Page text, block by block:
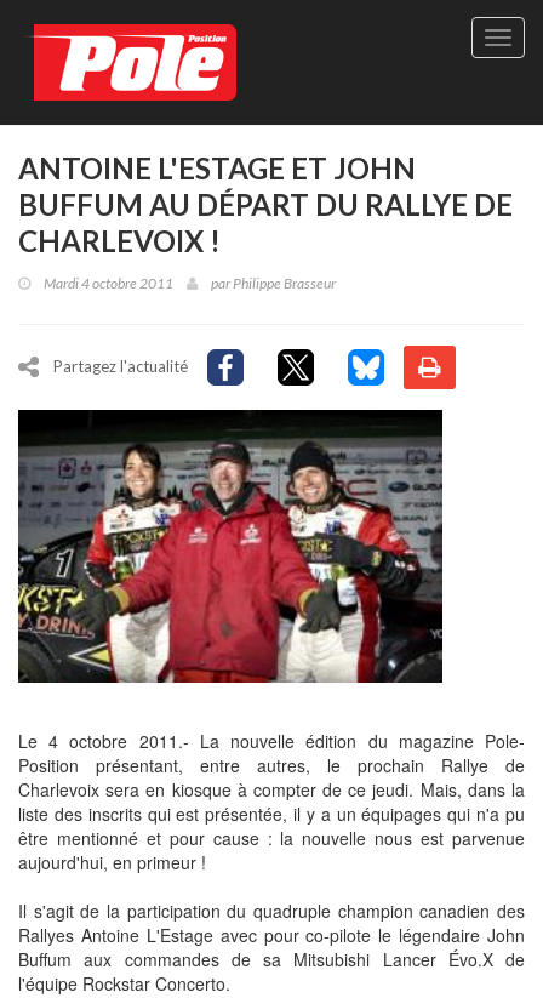
Site
Le
ANTOINE L'ESTAGE ET JOHN
BUFFUM AU DÉPART DU RALLYE DE
CHARLEVOIX !
Mardi 4 octobre 2011 parPhilippe Brasseur
Partagez l'actualité
Le 4 octobre 2011.- La nouvelle édition du magazine Pole-
Position présentant, entre autres, le prochain Rallye de
Charlevoix sera en kiosque à compter de ce jeudi. Mais, dans la
liste des inscrits qui est présentée, il y a un équipages qui n'a pu
être mentionné et pour cause : la nouvelle nous est parvenue
aujourd'hui, en primeur !
Il s'agit de la participation du quadruple champion canadien des
Rallyes Antoine L'Estage avec pour co-pilote le légendaire John
Buffum aux commandes de sa Mitsubishi Lancer Évo.X de
l'équipe Rockstar Concerto.